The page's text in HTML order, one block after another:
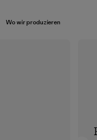
Wo wir produzieren